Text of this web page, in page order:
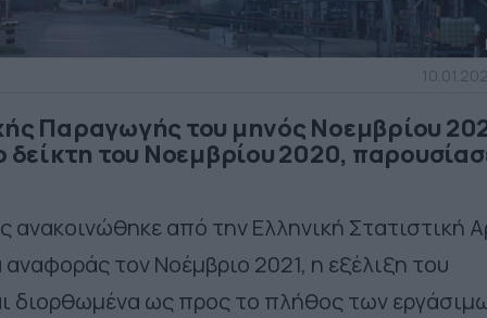
Παραγωγής του μηνός Νοεμβρίου
δείκτη του Νοεμβρίου 2020,
ανακοινώθηκε από την Ελληνική Στατιστική
τον Νοέμβριο 2021, η εξέλιξη του
διορθωμένα ως προς το πλήθος των